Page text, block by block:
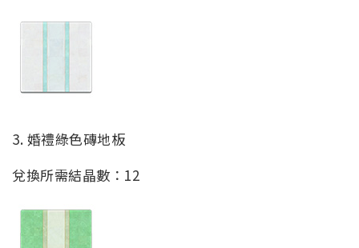
3. 婚禮綠色磚地板
兌換所需結晶數：12